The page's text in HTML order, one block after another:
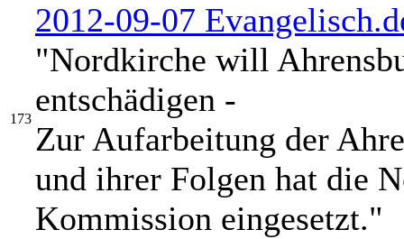
173
2012-09-07
"Nordkirche will
entschädigen -
Zur Aufarbeitung der
und ihrer Folgen hat die
Kommission eingesetzt."